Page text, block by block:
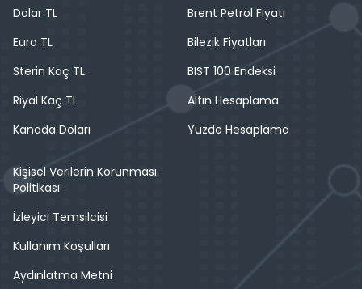
Dolar TL
Euro TL
Sterin Kaç TL
Riyal Kaç TL
Kanada Doları
Brent Petrol Fiyatı
Bilezik Fiyatları
BIST 100 Endeksi
Altın Hesaplama
Yüzde Hesaplama
Kişisel Verilerin Korunması
Politikası
İzleyici Temsilcisi
Kullanım Koşulları
Aydınlatma Metni